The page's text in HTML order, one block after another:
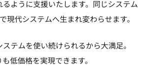
るように支援いたします。同じシステム
現代システムへ生まれ変わらせます。
テムを使い続けられるから大満足。
低価格を実現できます。